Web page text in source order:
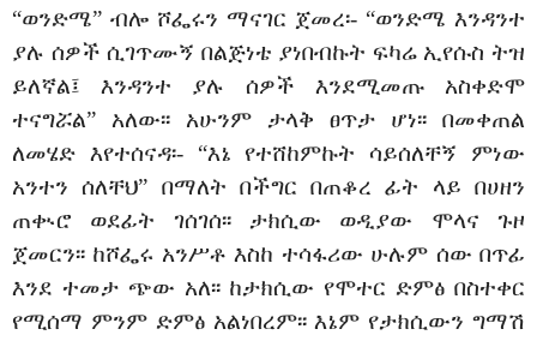
“ወንድሜ” ብሎ ሾፌሩን ማናገር ጀመረ፡- “ወንድሜ እንዳንተ
ያሉ ሰዎች ሲገጥሙኝ በልጅነቴ ያነበብኩት ፍካሬ ኢየሱስ ትዝ
ይለኛል፤ እንዳንተ ያሉ ሰዎች እንደሚመጡ አስቀድሞ
ተናግሯል” አለው፡፡ አሁንም ታላቅ ፀጥታ ሆነ፡፡ በመቀጠል
ለመሄድ እየተሰናዳ፡- “እኔ የተሸከምኩት ሳይሰለቸኝ ምነው
አንተን ሰለቸህ” በማለት በችግር በጠቆረ ፊት ላይ በሀዘን
ጠቊሮ ወደፊት ገሰገሰ፡፡ ታክሲው ወዲያው ሞላና ጉዞ
ጀመርን፡፡ ከሾፌሩ አንሥቶ እስከ ተሳፋሪው ሁሉም ሰው በጥፊ
እንደ ተመታ ጭው አለ፡፡ ከታክሲው የሞተር ድምፅ በስተቀር
የሚሰማ ምንም ድምፅ አልነበረም፡፡ እኔም የታክሲውን ግማሽ